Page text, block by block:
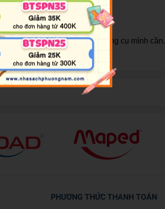
hộp bút và sử dụng những dụng cụ mình cần.
tốt khi lớn lên.
PHƯƠNG THỨC THANH TOÁN